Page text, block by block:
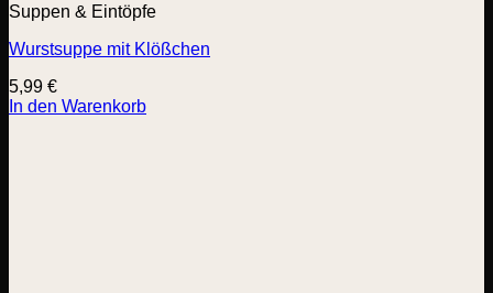
Suppen & Eintöpfe
Wurstsuppe mit Klößchen
5,99 €
In den Warenkorb